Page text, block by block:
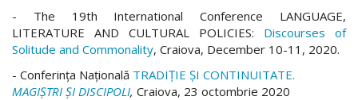
- The 19th International Conference LANGUAGE,
LITERATURE AND CULTURAL POLICIES: Discourses of
Solitude and Commonality, Craiova, December 10-11, 2020.
- Conferința Națională TRADIŢIE ŞI CONTINUITATE.
MAGIȘTRI ȘI DISCIPOLI, Craiova, 23 octombrie 2020